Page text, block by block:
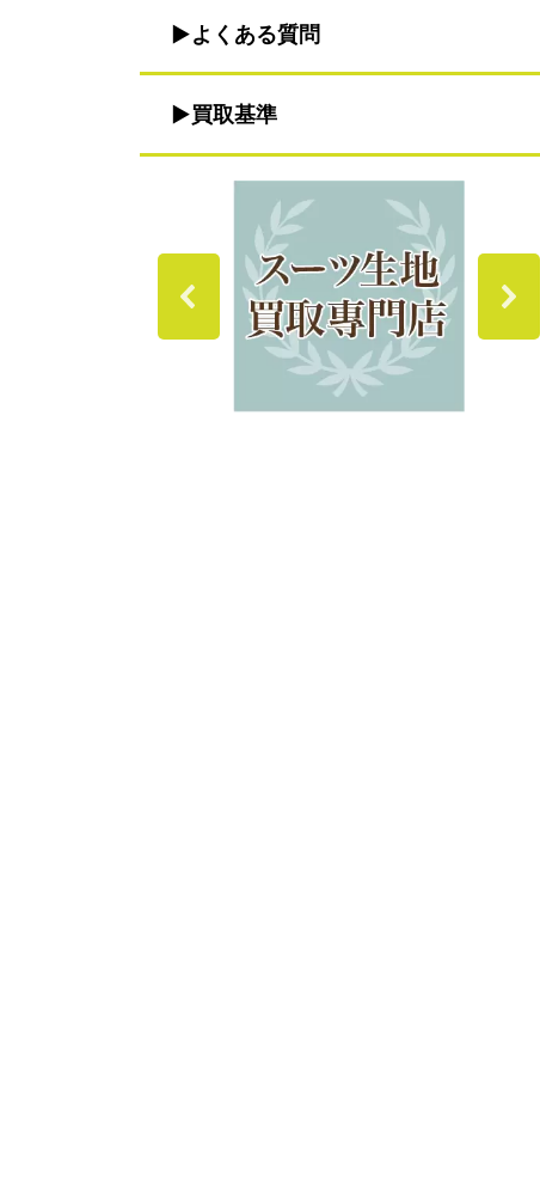
よくある質問
買取基準